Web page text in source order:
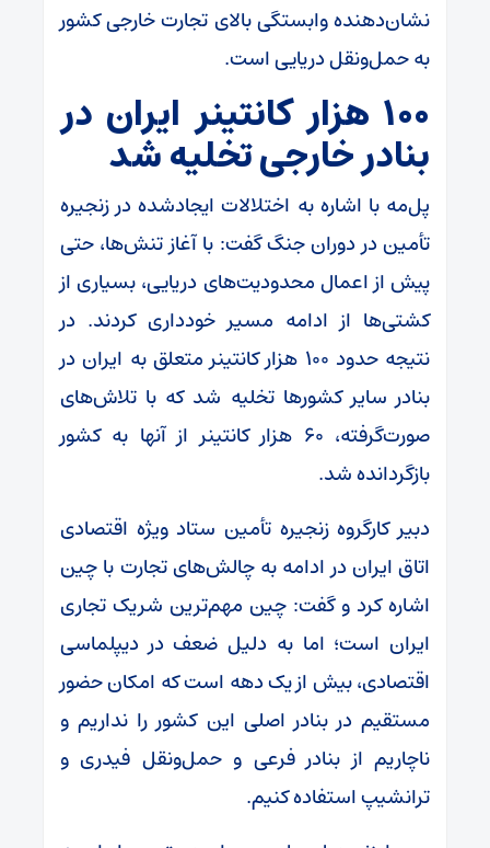
نشان‌دهنده وابستگی بالای تجارت خارجی کشور
به حمل‌ونقل دریایی است.
۱۰۰ هزار کانتینر ایران در
بنادر خارجی تخلیه شد
پل‌مه با اشاره به اختلالات ایجادشده در زنجیره
تأمین در دوران جنگ گفت: با آغاز تنش‌ها، حتی
پیش از اعمال محدودیت‌های دریایی، بسیاری از
کشتی‌ها از ادامه مسیر خودداری کردند. در
نتیجه حدود ۱۰۰ هزار کانتینر متعلق به ایران در
بنادر سایر کشور‌ها تخلیه شد که با تلاش‌های
صورت‌گرفته، ۶۰ هزار کانتینر از آنها به کشور
بازگردانده شد.
دبیر کارگروه زنجیره تأمین ستاد ویژه اقتصادی
اتاق ایران در ادامه به چالش‌های تجارت با چین
اشاره کرد و گفت: چین مهم‌ترین شریک تجاری
ایران است؛ اما به دلیل ضعف در دیپلماسی
اقتصادی، بیش از یک دهه است که امکان حضور
مستقیم در بنادر اصلی این کشور را نداریم و
ناچاریم از بنادر فرعی و حمل‌ونقل فیدری و
ترانشیپ استفاده کنیم.